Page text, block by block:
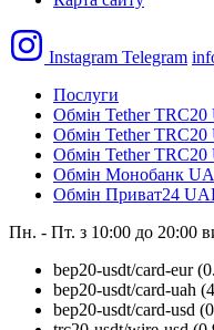
Instagram Telegram
Послуги
Обмін Tether TRC20
Обмін Tether TRC20
Обмін Tether TRC20
Обмін Монобанк
Обмін Приват24
Пн. - Пт. з 10:00 до 20:00
bep20-usdt/card-eur
bep20-usdt/card-uah
bep20-usdt/card-usd